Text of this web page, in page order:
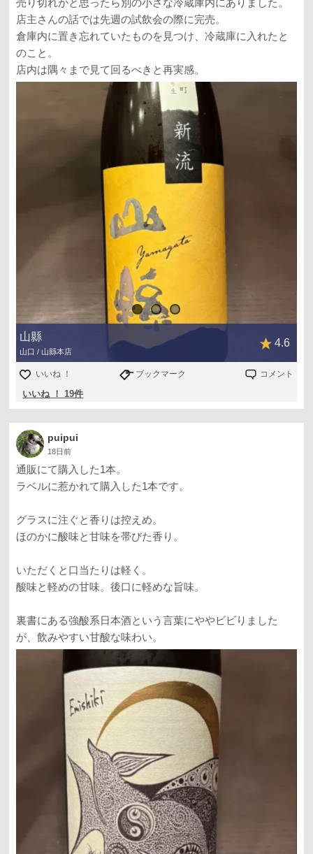
売り切れかと思ったら別の小さな冷蔵庫内にありました。
店主さんの話では先週の試飲会の際に完売。
倉庫内に置き忘れていたものを見つけ、冷蔵庫に入れたと
のこと。
店内は隅々まで見て回るべきと再実感。
山縣
山口 / 山縣本店
4.6
いいね ！ ブックマーク コメント
いいね ！ 19件
puipui
18日前
通販にて購入した1本。
ラベルに惹かれて購入した1本です。
グラスに注ぐと香りは控えめ。
ほのかに酸味と甘味を帯びた香り。
いただくと口当たりは軽く。
酸味と軽めの甘味。後口に軽めな旨味。
裏書にある強酸系日本酒という言葉にややビビりました
が、飲みやすい甘酸な味わい。